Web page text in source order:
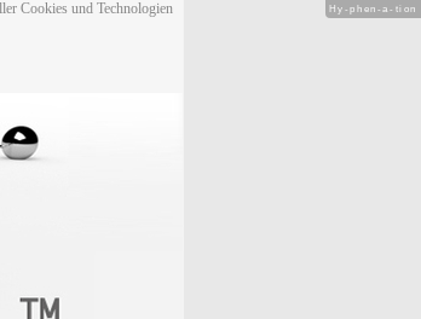
Cookies und Technologien
Hy-phen-a-tion